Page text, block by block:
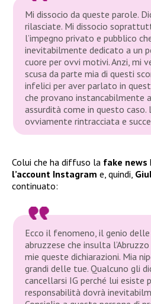
Mi dissocio da queste parole.
rilasciate. Mi dissocio
l’impegno privato e pubblico
inevitabilmente dedicato a un
cuore per ovvi motivi. Anzi, mi
scusa da parte mia di questi
infelici per aver parlato in
che provano instancabilmente
assurdità come in questo
ovviamente rintracciata e
Colui che ha diffuso la fake news
l’account Instagram e, quindi,
continuato:
Ecco il fenomeno, il genio
abruzzese che insulta
mie queste dichiarazioni. Mia
grandi delle tue. Qualcuno gli
cancellarsi IG perché lui esiste
responsabilità dovrà